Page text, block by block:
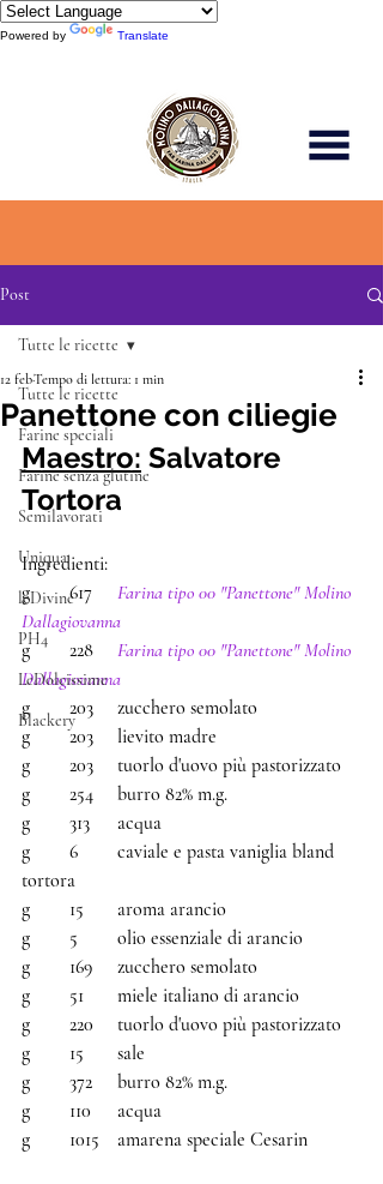
Powered by Translate
Post
Tutte le ricette
Farine speciali
Farine senza glutine
Semilavorati
Uniqua
leDivine
PH4
LeDolcissime
Blackery
Tutte le ricette
Panettone con ciliegie
12 febTempo di lettura: 1 min
Maestro: Salvatore
Tortora
Ingredienti:
Farina tipo 00 "Panettone" Molino
Dallagiovanna
Farina tipo 00 "Panettone" Molino
Dallagiovanna
g	203	zucchero semolato
g	203	lievito madre
g	203	tuorlo d'uovo più pastorizzato
g	254	burro 82% m.g.
g	313	acqua
g	6	caviale e pasta vaniglia bland
tortora
g	15	aroma arancio
g	5	olio essenziale di arancio
g	169	zucchero semolato
g	51	miele italiano di arancio
g	220	tuorlo d'uovo più pastorizzato
g	15	sale
g	372	burro 82% m.g.
g	110	acqua
g	1015	amarena speciale Cesarin